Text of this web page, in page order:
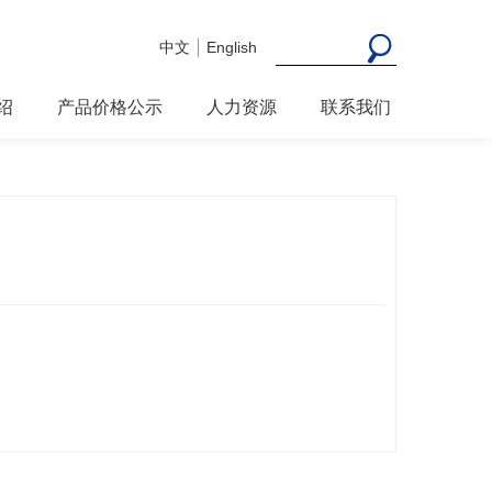
中文 English
产品价格公示 人力资源 联系我们